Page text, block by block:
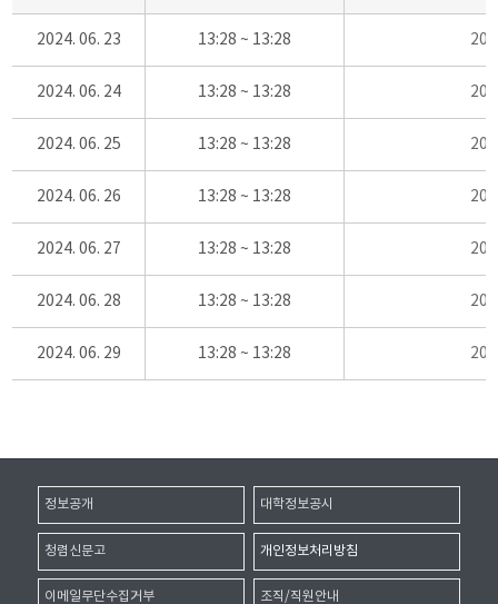
2024. 06. 23 13:28 ~ 13:28
2024. 06. 24 13:28 ~ 13:28
2024. 06. 25 13:28 ~ 13:28
2024. 06. 26 13:28 ~ 13:28
2024. 06. 27 13:28 ~ 13:28
2024. 06. 28 13:28 ~ 13:28
2024. 06. 29 13:28 ~ 13:28
정보공개 대학정보공시
청렴신문고 개인정보처리방침
이메일무단수집거부 조직/직원안내